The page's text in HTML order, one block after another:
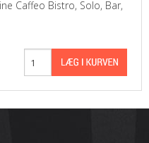
Caffeo Bistro, Solo, Bar,